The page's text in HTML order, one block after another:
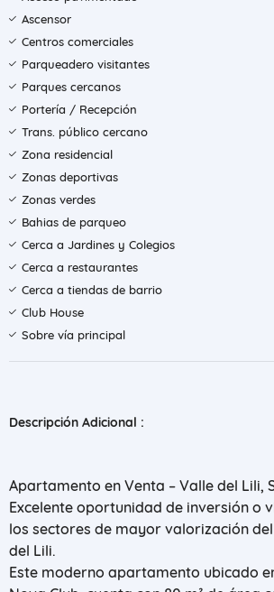
Ascensor
Centros comerciales
Parqueadero visitantes
Parques cercanos
Portería / Recepción
Trans. público cercano
Zona residencial
Zonas deportivas
Zonas verdes
Bahias de parqueo
Cerca a Jardines y Colegios
Cerca a restaurantes
Cerca a tiendas de barrio
Club House
Sobre vía principal
Descripción Adicional :
Apartamento en Venta – Valle del Lili,
Excelente oportunidad de inversión o
los sectores de mayor valorización
del Lili.
Este moderno apartamento ubicado